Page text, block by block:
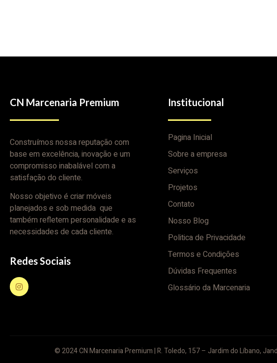
CN Marcenaria Premium
Construímos nossa reputação com
base em excelência, inovação e um
compromisso inabalável com a
satisfação do cliente.
Nosso objetivo é criar móveis
planejados e sob medida que
também refletem personalidade e as
necessidades de cada cliente.
Redes Sociais
Institucional
Pagina Inicial
Sobre a empresa
Serviços
Projetos
Contato
Nosso Blog
Politica de Privacidade
Termos e Condições
Dúvidas Frequentes
Glossário da Marcenaria
© 2024 CN Marcenaria Premium | R. Toledo, 157 – Jardim do Líbano,